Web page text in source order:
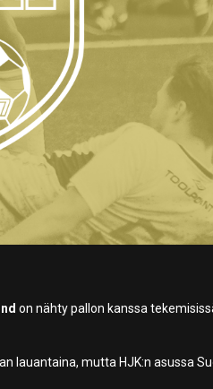
on nähty pallon kanssa
lauantaina, mutta HJK:n asussa